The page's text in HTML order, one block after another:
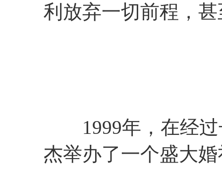
利放弃一切前程，
1999年，在经过
杰举办了一个盛大